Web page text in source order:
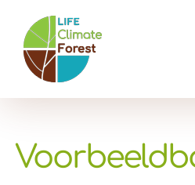
naar
inhoud